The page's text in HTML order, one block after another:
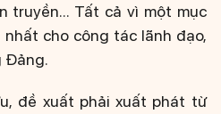
truyền... Tất cả vì một mục
cho công tác lãnh đạo,
Đảng.
đề xuất phải xuất phát từ